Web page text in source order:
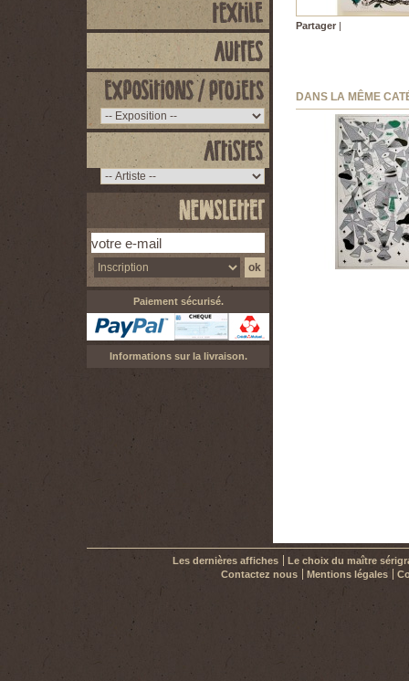
Paiement sécurisé.
Informations sur la livraison.
Partager |
DANS LA MÊME
Les dernières affiches
Le choix du maître
Contactez nous
Mentions légales